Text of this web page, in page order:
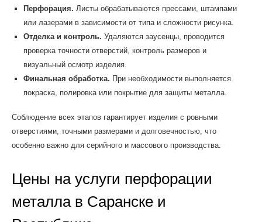
Перфорация. Листы обрабатываются прессами, штампами
или лазерами в зависимости от типа и сложности рисунка.
Отделка и контроль. Удаляются заусенцы, проводится
проверка точности отверстий, контроль размеров и
визуальный осмотр изделия.
Финальная обработка. При необходимости выполняется
покраска, полировка или покрытие для защиты металла.
Соблюдение всех этапов гарантирует изделия с ровными
отверстиями, точными размерами и долговечностью, что
особенно важно для серийного и массового производства.
Цены на услуги перфорации
металла в Саранске и